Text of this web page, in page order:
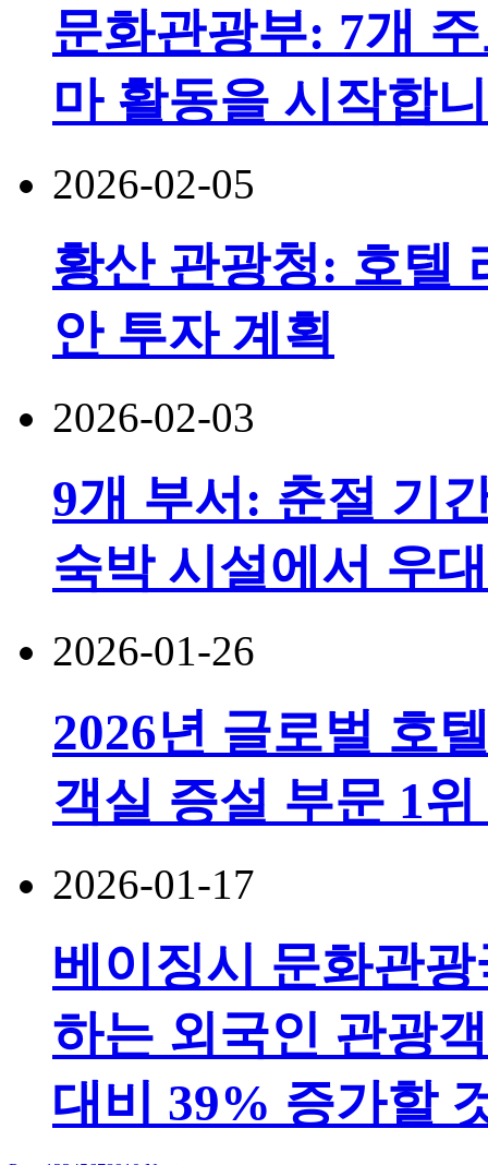
문화관광부: 7개
마 활동을 시작합
2026-02-05
황산 관광청: 호텔
안 투자 계획
2026-02-03
9개 부서: 춘절 기
숙박 시설에서 우
2026-01-26
2026년 글로벌 호
객실 증설 부문 1
2026-01-17
베이징시 문화관
하는 외국인 관광
대비 39% 증가할